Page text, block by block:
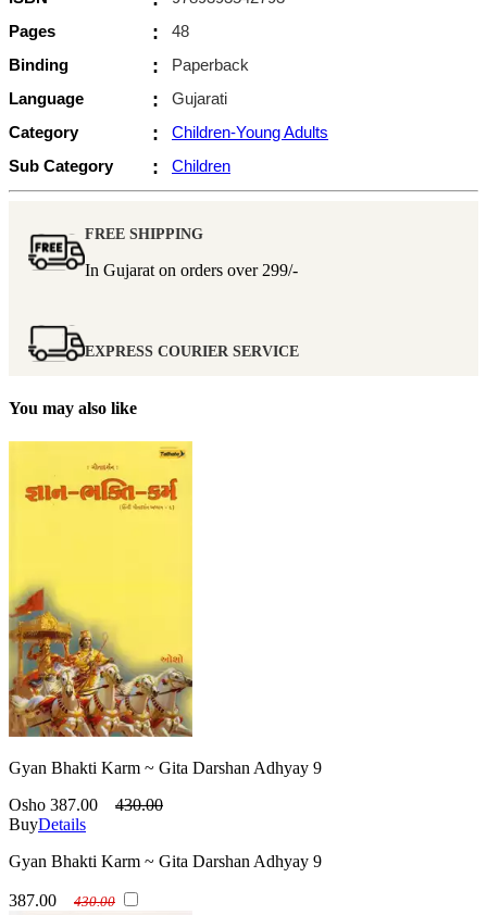
Pages
:
48
Binding
:
Paperback
Language
:
Gujarati
Category
:
Children-Young Adults
Sub Category
: Children
FREE SHIPPING
In Gujarat on orders over 299/-
EXPRESS COURIER SERVICE
You may also like
Gyan Bhakti Karm ~ Gita Darshan Adhyay 9
Osho 387.00
430.00
BuyDetails
Gyan Bhakti Karm ~ Gita Darshan Adhyay 9
387.00 430.00